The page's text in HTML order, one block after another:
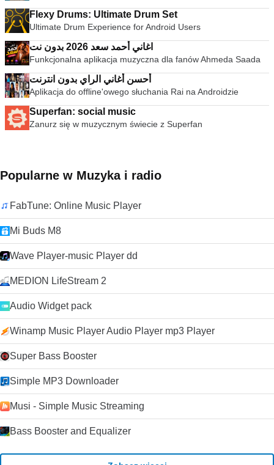
Flexy Drums: Ultimate Drum Set
Ultimate Drum Experience for Android Users
اغاني أحمد سعد 2026 بدون نت
Funkcjonalna aplikacja muzyczna dla fanów Ahmeda Saada
أحسن أغاني الراي بدون انترنت
Aplikacja do offline'owego słuchania Rai na Androidzie
Superfan: social music
Zanurz się w muzycznym świecie z Superfan
Popularne w Muzyka i radio
FabTune: Online Music Player
Mi Buds M8
Wave Player-music Player dd
MEDION LifeStream 2
Audio Widget pack
Winamp Music Player Audio Player mp3 Player
Super Bass Booster
Simple MP3 Downloader
Musi - Simple Music Streaming
Bass Booster and Equalizer